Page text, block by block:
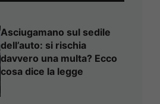
Asciugamano sul sedile
dell’auto: si rischia
davvero una multa? Ecco
cosa dice la legge